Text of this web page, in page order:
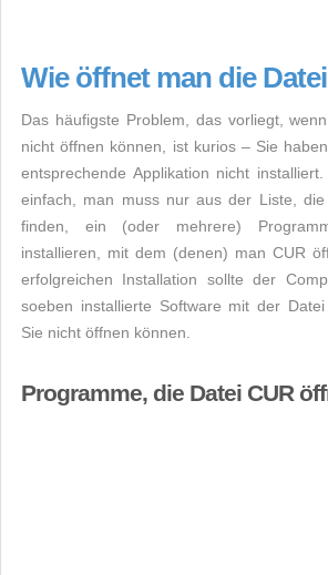
Wie öffnet man die
Das häufigste Problem, das vorliegt,
nicht öffnen können, ist kurios – Sie
entsprechende Applikation nicht
einfach, man muss nur aus der Liste,
finden, ein (oder mehrere)
installieren, mit dem (denen) man CUR
erfolgreichen Installation sollte der
soeben installierte Software mit der
Sie nicht öffnen können.
Programme, die Datei CUR